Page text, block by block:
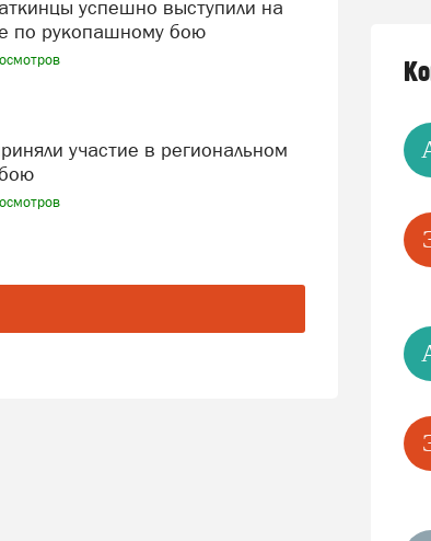
по рукопашному бою